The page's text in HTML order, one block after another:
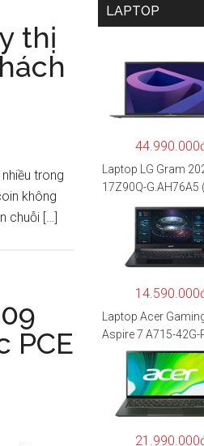
thị
trong
không
chuỗi […]
PCE
LAPTOP
Laptop LG Gram
17Z90Q-G.AH76A5
1260P/16GB/
WQXGA/Win 11/
Laptop Acer
Aspire 7 A715-42G-
NH.QAYSV.004 (R5
5500U/8GB RAM/
SSD/15.6″FHD
IPS/GTX1650 4GB/